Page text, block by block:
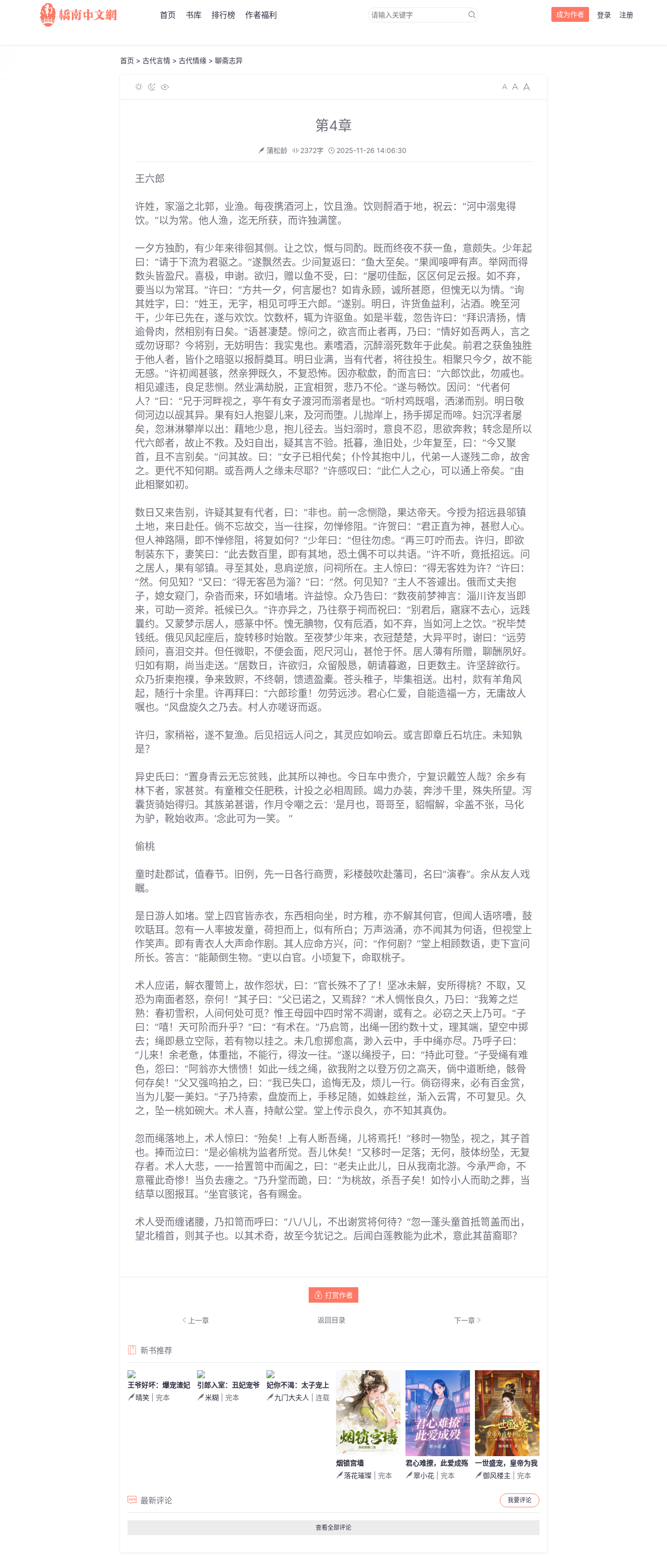
首页 书库 排行榜 作者福利 成为作者 登录 注册
首页 > 古代言情 > 古代情缘 > 聊斋志异
第4章
蒲松龄 2372字 2025-11-26 14:06:30
王六郎
许姓，家淄之北郭，业渔。每夜携酒河上，饮且渔。饮则酹酒于地，祝云：“河中溺鬼得
饮。”以为常。他人渔，迄无所获，而许独满筐。
一夕方独酌，有少年来徘徊其侧。让之饮，慨与同酌。既而终夜不获一鱼，意颇失。少年起
曰：“请于下流为君驱之。”遂飘然去。少间复返曰：“鱼大至矣。”果闻唼呷有声。举网而得
数头皆盈尺。喜极，申谢。欲归，赠以鱼不受，曰：“屡叨佳酝，区区何足云报。如不弃，
要当以为常耳。”许曰：“方共一夕，何言屡也？如肯永顾，诚所甚愿，但愧无以为情。”询
其姓字，曰：“姓王，无字，相见可呼王六郎。”遂别。明日，许货鱼益利，沾酒。晚至河
干，少年已先在，遂与欢饮。饮数杯，辄为许驱鱼。如是半载，忽告许曰：“拜识清扬，情
逾骨肉，然相别有日矣。”语甚凄楚。惊问之，欲言而止者再，乃曰：“情好如吾两人，言之
或勿讶耶？今将别，无妨明告：我实鬼也。素嗜酒，沉醉溺死数年于此矣。前君之获鱼独胜
于他人者，皆仆之暗驱以报酹奠耳。明日业满，当有代者，将往投生。相聚只今夕，故不能
无感。”许初闻甚骇，然亲狎既久，不复恐怖。因亦欷歔，酌而言曰：“六郎饮此，勿戚也。
相见遽违，良足悲恻。然业满劫脱，正宜相贺，悲乃不伦。”遂与畅饮。因问：“代者何
人？”曰：“兄于河畔视之，亭午有女子渡河而溺者是也。”听村鸡既唱，洒涕而别。明日敬
伺河边以觇其异。果有妇人抱婴儿来，及河而堕。儿抛岸上，扬手掷足而啼。妇沉浮者屡
矣，忽淋淋攀岸以出：藉地少息，抱儿径去。当妇溺时，意良不忍，思欲奔救；转念是所以
代六郎者，故止不救。及妇自出，疑其言不验。抵暮，渔旧处，少年复至，曰：“今又聚
首，且不言别矣。”问其故。曰：“女子已相代矣；仆怜其抱中儿，代弟一人遂残二命，故舍
之。更代不知何期。或吾两人之缘未尽耶？”许感叹曰：“此仁人之心，可以通上帝矣。”由
此相聚如初。
数日又来告别，许疑其复有代者，曰：“非也。前一念恻隐，果达帝天。今授为招远县邬镇
土地，来日赴任。倘不忘故交，当一往探，勿惮修阻。”许贺曰：“君正直为神，甚慰人心。
但人神路隔，即不惮修阻，将复如何？”少年曰：“但往勿虑。”再三叮咛而去。许归，即欲
制装东下，妻笑曰：“此去数百里，即有其地，恐土偶不可以共语。”许不听，竟抵招远。问
之居人，果有邬镇。寻至其处，息肩逆旅，问祠所在。主人惊曰：“得无客姓为许？”许曰：
“然。何见知？”又曰：“得无客邑为淄？”曰：“然。何见知？”主人不答遽出。俄而丈夫抱
子，媳女窥门，杂沓而来，环如墙堵。许益惊。众乃告曰：“数夜前梦神言：淄川许友当即
来，可助一资斧。祗候已久。”许亦异之，乃往祭于祠而祝曰：“别君后，寤寐不去心，远践
曩约。又蒙梦示居人，感篆中怀。愧无腆物，仅有卮酒，如不弃，当如河上之饮。”祝毕焚
钱纸。俄见风起座后，旋转移时始散。至夜梦少年来，衣冠楚楚，大异平时，谢曰：“远劳
顾问，喜泪交并。但任微职，不便会面，咫尺河山，甚怆于怀。居人薄有所赠，聊酬夙好。
归如有期，尚当走送。”居数日，许欲归，众留殷恳，朝请暮邀，日更数主。许坚辞欲行。
众乃折柬抱襆，争来致赆，不终朝，馈遗盈橐。苍头稚子，毕集祖送。出村，欻有羊角风
起，随行十余里。许再拜曰：“六郎珍重！勿劳远涉。君心仁爱，自能造福一方，无庸故人
嘱也。”风盘旋久之乃去。村人亦嗟讶而返。
许归，家稍裕，遂不复渔。后见招远人问之，其灵应如响云。或言即章丘石坑庄。未知孰
是？
异史氏曰：“置身青云无忘贫贱，此其所以神也。今日车中贵介，宁复识戴笠人哉？余乡有
林下者，家甚贫。有童稚交任肥秩，计投之必相周顾。竭力办装，奔涉千里，殊失所望。泻
囊货骑始得归。其族弟甚谐，作月令嘲之云：‘是月也，哥哥至，貂帽解，伞盖不张，马化
为驴，靴始收声。’念此可为一笑。 ”
偷桃
童时赴郡试，值春节。旧例，先一日各行商贾，彩楼鼓吹赴藩司，名曰“演春”。余从友人戏
瞩。
是日游人如堵。堂上四官皆赤衣，东西相向坐，时方稚，亦不解其何官，但闻人语哜嘈，鼓
吹聒耳。忽有一人率披发童，荷担而上，似有所白；万声汹涌，亦不闻其为何语，但视堂上
作笑声。即有青衣人大声命作剧。其人应命方兴，问：“作何剧？”堂上相顾数语，吏下宣问
所长。答言：“能颠倒生物。”吏以白官。小顷复下，命取桃子。
术人应诺，解衣覆笥上，故作怨状，曰：“官长殊不了了！坚冰未解，安所得桃？不取，又
恐为南面者怒，奈何！”其子曰：“父已诺之，又焉辞？”术人惆怅良久，乃曰：“我筹之烂
熟：春初雪积，人间何处可觅？惟王母园中四时常不凋谢，或有之。必窃之天上乃可。”子
曰：“嘻！天可阶而升乎？”曰：“有术在。”乃启笥，出绳一团约数十丈，理其端，望空中掷
去；绳即悬立空际，若有物以挂之。未几愈掷愈高，渺入云中，手中绳亦尽。乃呼子曰：
“儿来！余老惫，体重拙，不能行，得汝一往。”遂以绳授子，曰：“持此可登。”子受绳有难
色，怨曰：“阿翁亦大愦愦！如此一线之绳，欲我附之以登万仞之高天，倘中道断绝，骸骨
何存矣！”父又强呜拍之，曰：“我已失口，追悔无及，烦儿一行。倘窃得来，必有百金赏，
当为儿娶一美妇。”子乃持索，盘旋而上，手移足随，如蛛趁丝，渐入云霄，不可复见。久
之，坠一桃如碗大。术人喜，持献公堂。堂上传示良久，亦不知其真伪。
忽而绳落地上，术人惊曰：“殆矣！上有人断吾绳，儿将焉托！”移时一物坠，视之，其子首
也。捧而泣曰：“是必偷桃为监者所觉。吾儿休矣！”又移时一足落；无何，肢体纷坠，无复
存者。术人大悲，一一拾置笥中而阖之，曰：“老夫止此儿，日从我南北游。今承严命，不
意罹此奇惨！当负去瘗之。”乃升堂而跪，曰：“为桃故，杀吾子矣！如怜小人而助之葬，当
结草以图报耳。”坐官骇诧，各有赐金。
术人受而缠诸腰，乃扣笥而呼曰：“八八儿，不出谢赏将何待？”忽一蓬头童首抵笥盖而出，
望北稽首，则其子也。以其术奇，故至今犹记之。后闻白莲教能为此术，意此其苗裔耶？
打赏作者
上一章 返回目录 下一章
新书推荐
王爷好坏：爆宠渣妃
晴笑 | 完本
引郎入室：丑妃宠爷
上天米糊 | 完本
妃你不渴：太子宠上
瘾 九门大夫人 | 连载
烟锁宫墙
落花璀璨 | 完本
君心难撩，此爱成殇
翠小花 | 完本
一世盛宠，皇帝为我
整顿后宫
御风楼主 | 完本
最新评论 我要评论
查看全部评论